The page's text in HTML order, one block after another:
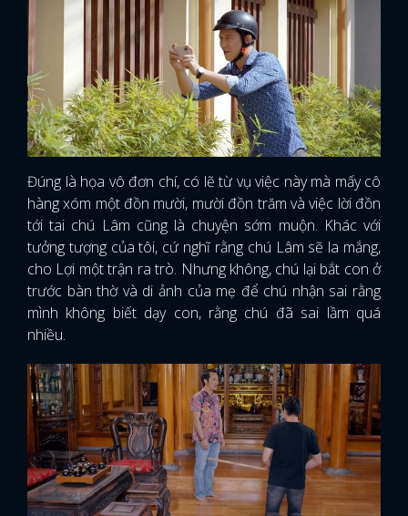
Đúng là họa vô đơn chí, có lẽ từ vụ việc này mà mấy cô
hàng xóm một đồn mười, mười đồn trăm và việc lời đồn
tới tai chú Lâm cũng là chuyện sớm muộn. Khác với
tưởng tượng của tôi, cứ nghĩ rằng chú Lâm sẽ la mắng,
cho Lợi một trận ra trò. Nhưng không, chú lại bắt con ở
trước bàn thờ và di ảnh của mẹ để chú nhận sai rằng
mình không biết dạy con, rằng chú đã sai lầm quá
nhiều.